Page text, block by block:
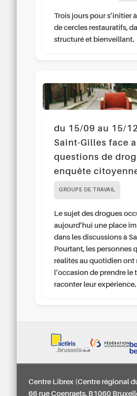
Trois jours pour s’initier
de cercles restauratifs,
structuré et bienveillant.
du 15/09 au 15/
Saint-Gilles face
questions de
enquête
GROUPE DE TRAVAIL
Le sujet des drogues
aujourd’hui une place
dans les discussions à
Pourtant, les personnes
réalités au quotidien ont
l’occasion de prendre le
raconter leur expérience.
Centre Librex (Centre régional
66 rue Coenraets, B1060